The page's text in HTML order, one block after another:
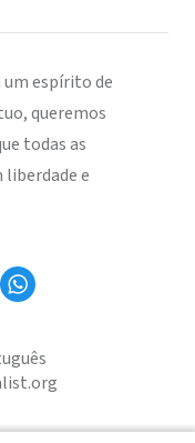
espírito de
queremos
todas as
liberdade e